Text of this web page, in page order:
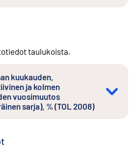
taulukoista.
kuukauden,
ja kolmen
vuosimuutos
sarja), % (TOL 2008)